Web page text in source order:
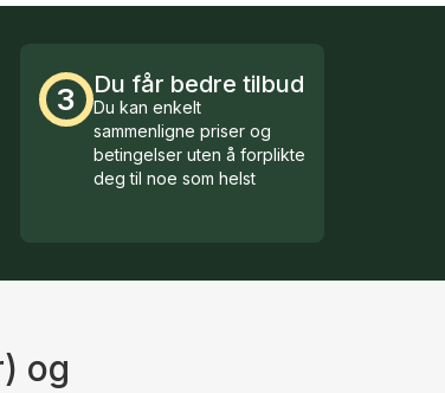
3 Du får bedre tilbud
Du kan enkelt
sammenligne priser og
betingelser uten å forplikte
deg til noe som helst
og